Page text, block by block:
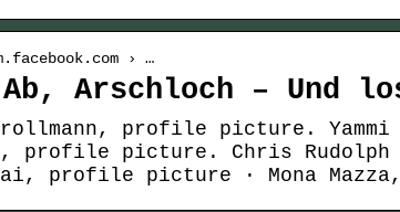
› …
Arschloch – Und
profile picture.
profile picture. Chris Rudolph
profile picture · Mona